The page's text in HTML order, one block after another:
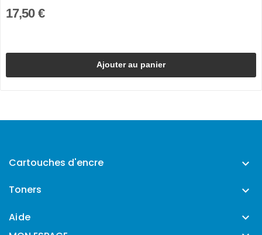
17,50 €
Ajouter au panier
Cartouches d'encre 
Toners 
Aide 